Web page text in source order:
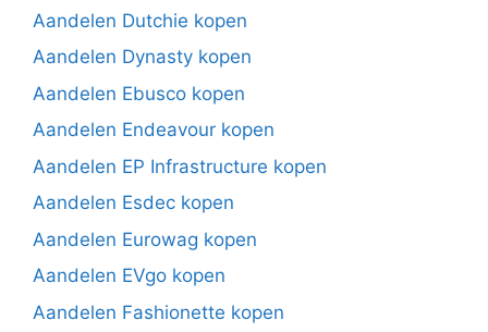
Aandelen Dutchie kopen
Aandelen Dynasty kopen
Aandelen Ebusco kopen
Aandelen Endeavour kopen
Aandelen EP Infrastructure kopen
Aandelen Esdec kopen
Aandelen Eurowag kopen
Aandelen EVgo kopen
Aandelen Fashionette kopen